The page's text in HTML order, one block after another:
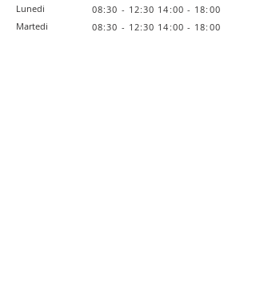
Lunedi
Martedi
08:30 - 12:30 14:00 - 18:00
08:30 - 12:30 14:00 - 18:00